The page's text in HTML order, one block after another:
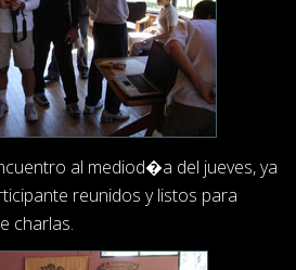
al mediod�a del jueves, ya
reunidos y listos para
charlas.